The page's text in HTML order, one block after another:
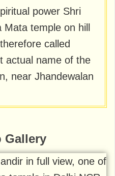
power Shri
temple on hill
called
actual name of the
near Jhandewalan
Gallery